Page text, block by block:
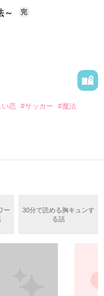
～ 完
い恋 #サッカー #魔法
ー
30分で読める胸キュンす
る話